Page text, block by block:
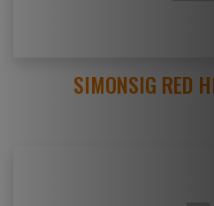
SIMONSIG RED